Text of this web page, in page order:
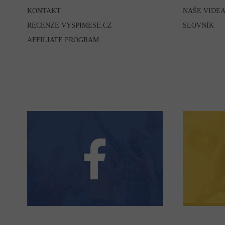
KONTAKT
RECENZE VYSPIMESE.CZ
AFFILIATE PROGRAM
NAŠE
SLOVNÍK